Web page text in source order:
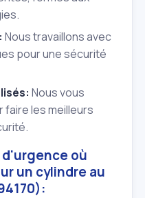
Nous travaillons avec
pour une sécurité
Nous vous
les meilleurs
où
un cylindre au